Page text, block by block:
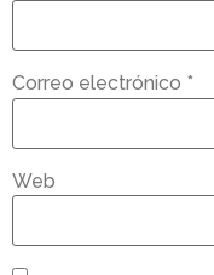
Correo electrónico *
Web